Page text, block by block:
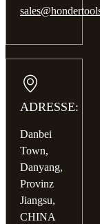
ADRESSE:
Danbei
Town,
Danyang,
Provinz
Jiangsu,
CHINA